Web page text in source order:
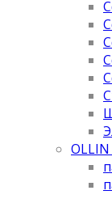
OLLIN